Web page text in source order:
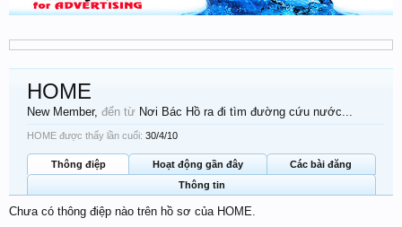
HOME
New Member, đến từ Nơi Bác Hồ ra đi tìm đường cứu nước...
HOME được thấy lần cuối: 30/4/10
Thông điệp Hoạt động gần đây
Các bài đăng
Thông tin
Chưa có thông điệp nào trên hồ sơ của HOME.